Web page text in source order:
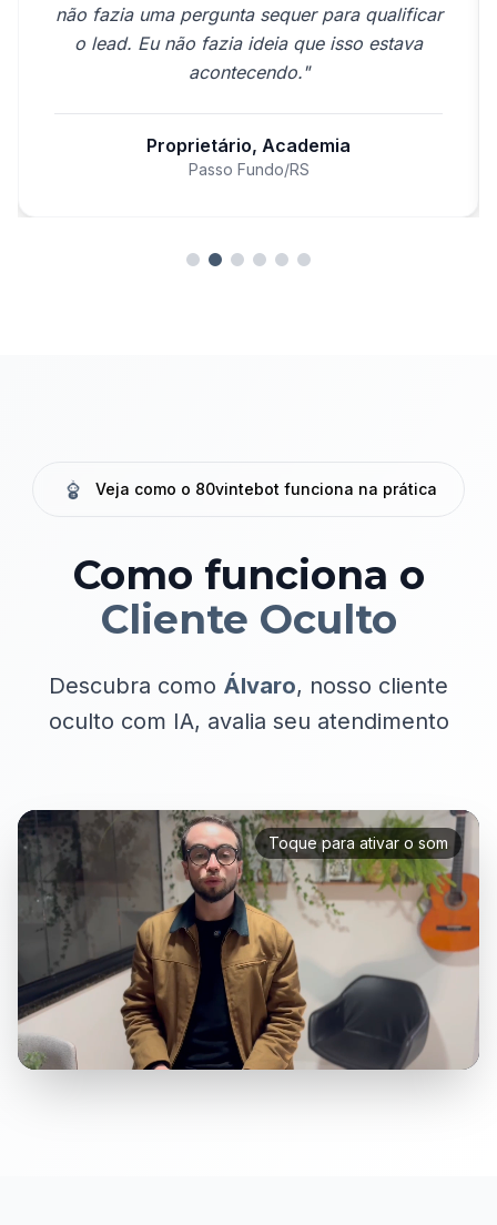
não fazia uma pergunta sequer para qualificar
o lead. Eu não fazia ideia que isso estava
acontecendo."
Proprietário, Academia
Passo Fundo/RS
Veja como o 80vintebot funciona na prática
Como funciona o
Cliente Oculto
Descubra como Álvaro, nosso cliente
oculto com IA, avalia seu atendimento
Toque para ativar o som